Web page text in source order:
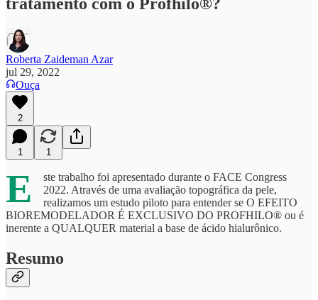
Roberta Zaideman Azar
jul 29, 2022
Ouça
2
1 1
E
ste trabalho foi apresentado durante o FACE Congress
2022. Através de uma avaliação topográfica da pele,
realizamos um estudo piloto para entender se O EFEITO
BIOREMODELADOR É EXCLUSIVO DO PROFHILO® ou é
inerente a QUALQUER material a base de ácido hialurônico.
Resumo